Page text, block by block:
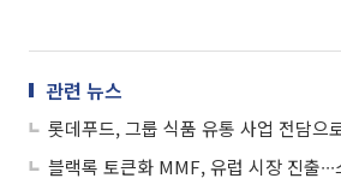
관련 뉴스
블랙록 토큰화 MMF, 유럽 시장 진출